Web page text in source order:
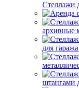
Стеллажи
архивные
для
штангами